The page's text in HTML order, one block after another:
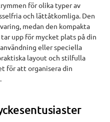
för olika typer av
och lättåtkomliga. Den
medan den kompakta
upp för mycket plats på din
eller speciella
layout och stilfulla
för att organisera din